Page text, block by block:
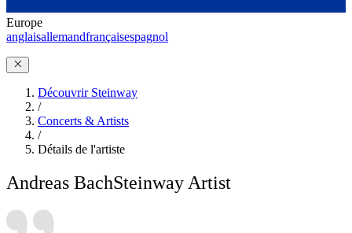
Europe
anglaisallemandfrançaisespagnol
Découvrir Steinway
/
Concerts & Artists
/
Détails de l'artiste
Andreas BachSteinway Artist